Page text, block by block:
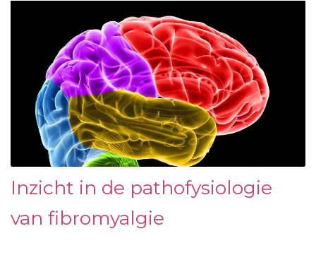
Inzicht in de pathofysiologie
van fibromyalgie